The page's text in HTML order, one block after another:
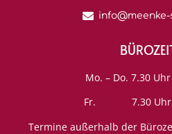
Mo. – Do. 7.30
Fr. 7.30 Uhr –
Termine außerhalb der